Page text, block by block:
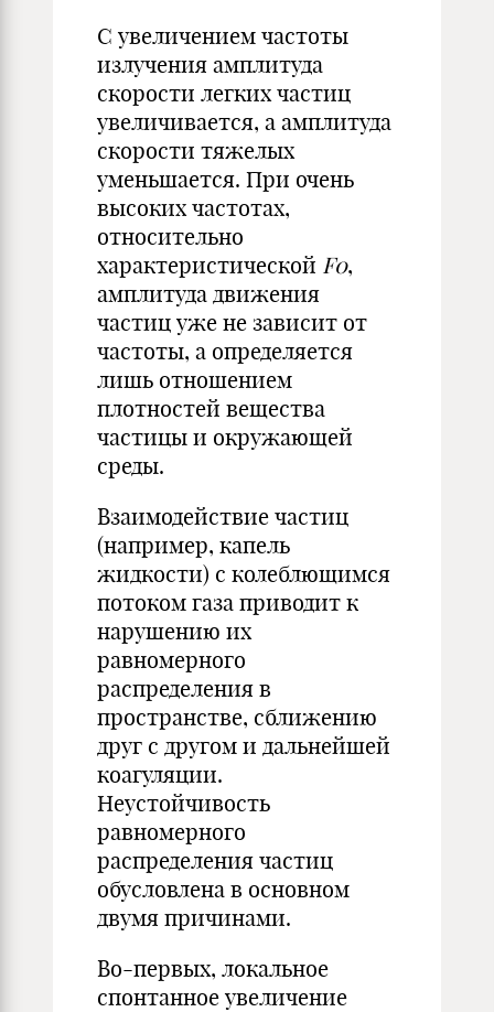
С увеличением частоты
излучения амплитуда
скорости легких частиц
увеличивается, а амплитуда
скорости тяжелых
уменьшается. При очень
высоких частотах,
относительно
характеристической F0,
амплитуда движения
частиц уже не зависит от
частоты, а определяется
лишь отношением
плотностей вещества
частицы и окружающей
среды.
Взаимодействие частиц
(например, капель
жидкости) с колеблющимся
потоком газа приводит к
нарушению их
равномерного
распределения в
пространстве, сближению
друг с другом и дальнейшей
коагуляции.
Неустойчивость
равномерного
распределения частиц
обусловлена в основном
двумя причинами.
Во-первых, локальное
спонтанное увеличение